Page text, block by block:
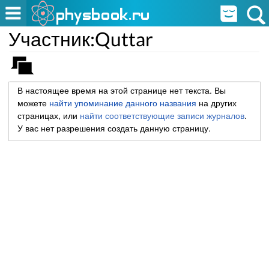
Участник:Quttar
В настоящее время на этой странице нет текста. Вы
можете найти упоминание данного названия на других
страницах, или найти соответствующие записи журналов.
У вас нет разрешения создать данную страницу.